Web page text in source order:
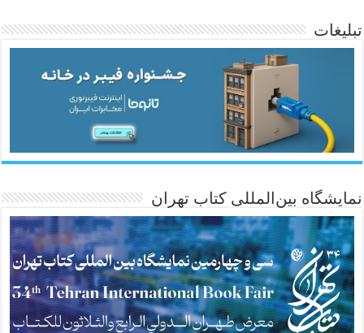
ئاژانسی هەواڵی مێهر
تبلیغات
نمایشگاه بین‌المللی کتاب تهران